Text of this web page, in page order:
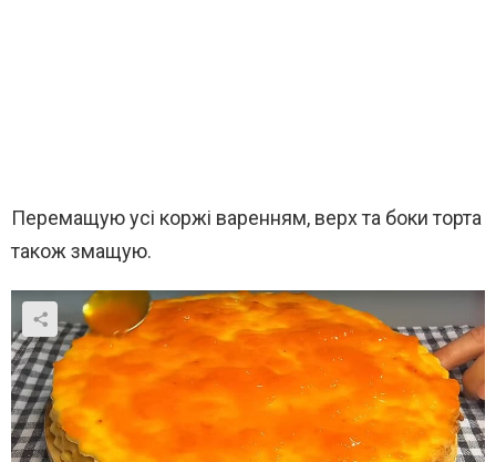
Перемащую усі коржі варенням, верх та боки торта
також змащую.